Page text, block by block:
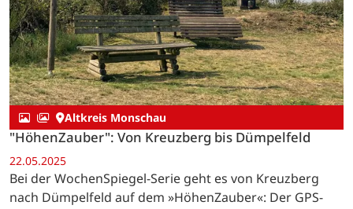
Altkreis Monschau
"HöhenZauber": Von Kreuzberg bis Dümpelfeld
22.05.2025
Bei der WochenSpiegel-Serie geht es von Kreuzberg
nach Dümpelfeld auf dem »HöhenZauber«: Der GPS-